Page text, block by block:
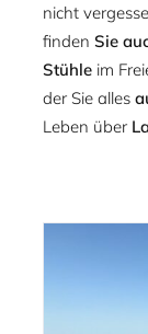
nicht
finden Sie
Stühleim
der Sie alles
Leben über